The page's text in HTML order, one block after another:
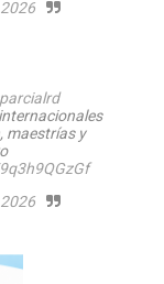
maestrías y